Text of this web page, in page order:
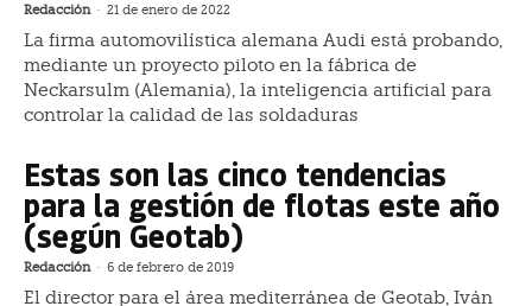
Redacción - 21 de enero de 2022
La firma automovilística alemana Audi está probando,
mediante un proyecto piloto en la fábrica de
Neckarsulm (Alemania), la inteligencia artificial para
controlar la calidad de las soldaduras
Estas son las cinco tendencias
para la gestión de flotas este año
(según Geotab)
Redacción - 6 de febrero de 2019
El director para el área mediterránea de Geotab, Iván